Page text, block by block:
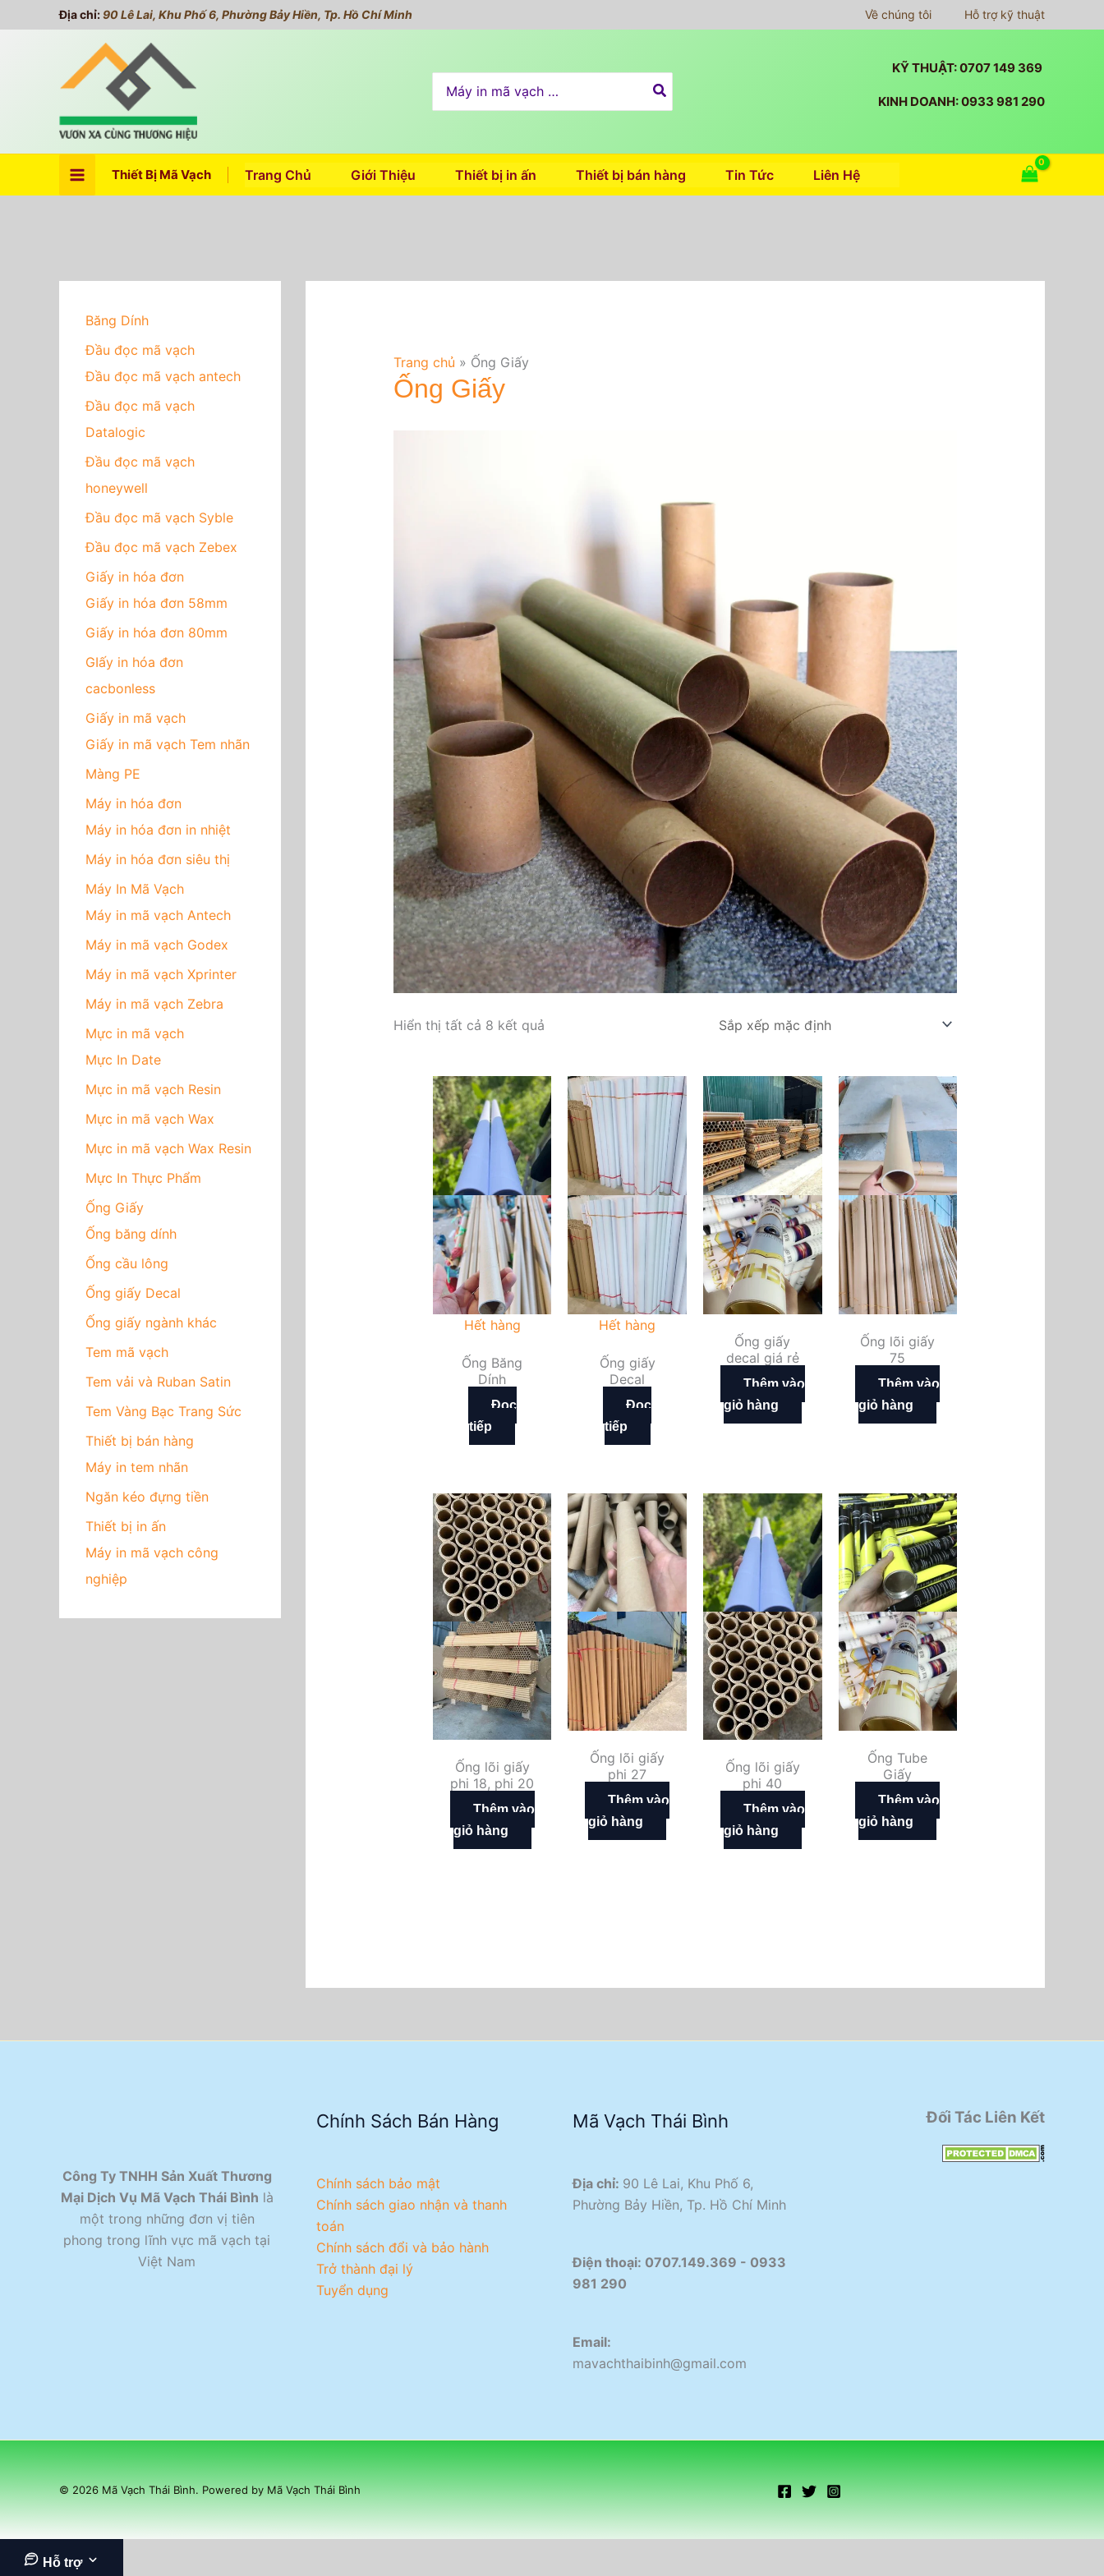
tới
Địa chỉ:90 Lê Lai, Khu Phố 6, Phường Bảy Hiền, Tp. Hồ Chí Minh Về chúng tôi Hỗ trợ kỹ thuật
for:
KỸ THUẬT: 0707 149 369
KINH DOANH: 0933 981 290
Thiết Bị Mã Vạch Trang Chủ Giới Thiệu Thiết bị in ấn Thiết bị bán hàng Tin Tức Liên Hệ
Băng Dính
Đầu đọc mã vạch
Đầu đọc mã vạch antech
Đầu đọc mã vạch
Datalogic
Đầu đọc mã vạch
honeywell
Đầu đọc mã vạch Syble
Đầu đọc mã vạch Zebex
Giấy in hóa đơn
Giấy in hóa đơn 58mm
Giấy in hóa đơn 80mm
GIấy in hóa đơn
cacbonless
Giấy in mã vạch
Giấy in mã vạch Tem nhãn
Màng PE
Máy in hóa đơn
Máy in hóa đơn in nhiệt
Máy in hóa đơn siêu thị
Máy In Mã Vạch
Máy in mã vạch Antech
Máy in mã vạch Godex
Máy in mã vạch Xprinter
Máy in mã vạch Zebra
Mực in mã vạch
Mực In Date
Mực in mã vạch Resin
Mực in mã vạch Wax
Mực in mã vạch Wax Resin
Mực In Thực Phẩm
Ống Giấy
Ống băng dính
Ống cầu lông
Ống giấy Decal
Ống giấy ngành khác
Tem mã vạch
Tem vải và Ruban Satin
Tem Vàng Bạc Trang Sức
Thiết bị bán hàng
Máy in tem nhãn
Ngăn kéo đựng tiền
Thiết bị in ấn
Máy in mã vạch công
nghiệp
Trang chủ » Ống Giấy
Ống Giấy
Hiển thị tất cả 8 kết quả
Hết hàng
Ống Băng
Dính
Đọc
tiếp
Hết hàng
Ống giấy
Decal
Đọc
tiếp
Ống giấy
decal giá rẻ
Thêm vào
giỏ hàng
Ống lõi giấy
75
Thêm vào
giỏ hàng
Ống lõi giấy
phi 18, phi 20
Thêm vào
giỏ hàng
Ống lõi giấy
phi 27
Thêm vào
giỏ hàng
Ống lõi giấy
phi 40
Thêm vào
giỏ hàng
Ống Tube
Giấy
Thêm vào
giỏ hàng
Công Ty TNHH Sản Xuất Thương
Mại Dịch Vụ Mã Vạch Thái Bình là
một trong những đơn vị tiên
phong trong lĩnh vực mã vạch tại
Việt Nam
Chính Sách Bán Hàng
Chính sách bảo mật
Chính sách giao nhận và thanh
toán
Chính sách đổi và bảo hành
Trở thành đại lý
Tuyển dụng
Mã Vạch Thái Bình
Địa chỉ: 90 Lê Lai, Khu Phố 6,
Phường Bảy Hiền, Tp. Hồ Chí Minh
Điện thoại: 0707.149.369 - 0933
981 290​
Email:
mavachthaibinh@gmail.com
Đối Tác Liên Kết
© 2026 Mã Vạch Thái Bình. Powered by Mã Vạch Thái Bình
Hỗ trợ